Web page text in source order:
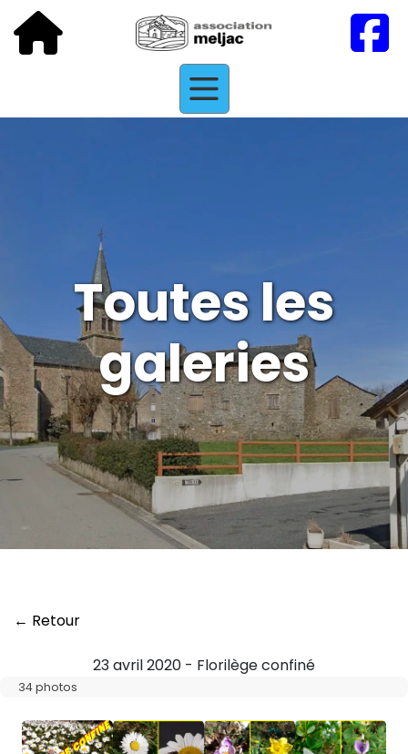
Toutes les
galeries
← Retour
23 avril 2020 - Florilège confiné
34 photos